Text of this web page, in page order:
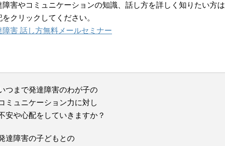
障害やコミュニケーションの知識、話し方を詳しく知りたい方は
をクリックしてください。
障害 話し方無料メールセミナー
つまで発達障害のわが子の
ミュニケーション力に対し
安や心配をしていきますか？
達障害の子どもとの